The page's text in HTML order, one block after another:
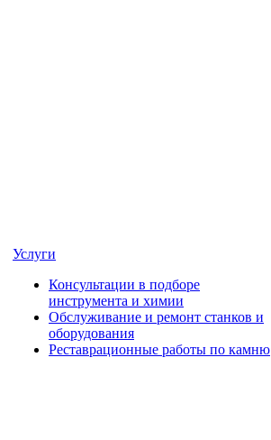
Услуги
Консультации в подборе
инструмента и химии
Обслуживание и ремонт станков и
оборудования
Реставрационные работы по камню